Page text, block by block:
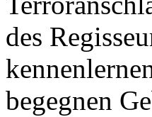
des
begegnen